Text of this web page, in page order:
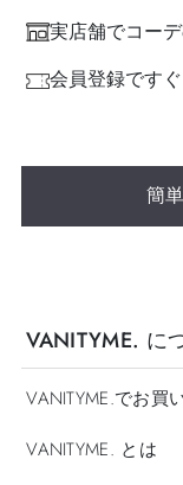
実店舗でコー
会員登録です
簡
VANITYME. に
VANITYME.でお買
VANITYME. とは